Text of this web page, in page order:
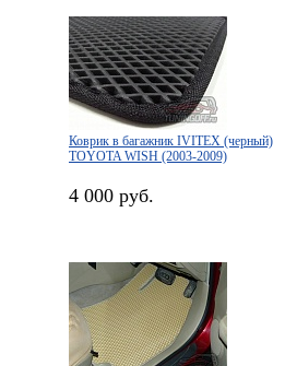
Коврик в багажник IVITEX (черный)
TOYOTA WISH (2003-2009)
4 000 руб.